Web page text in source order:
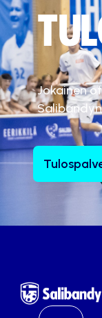
Jokainen